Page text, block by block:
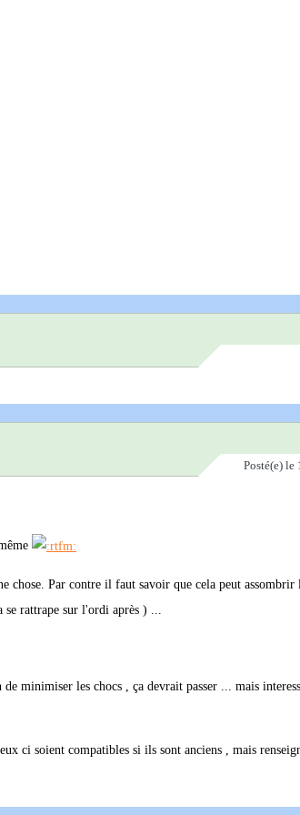
Posté(e) le
chose. Par contre il faut savoir que cela peut assombrir
se rattrape sur l'ordi après ) ...
minimiser les chocs , ça devrait passer ... mais
ci soient compatibles si ils sont anciens , mais